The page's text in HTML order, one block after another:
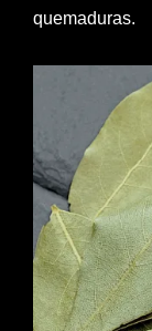
quemaduras.